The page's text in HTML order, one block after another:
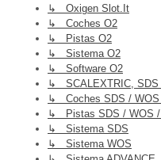
↳ Oxigen Slot.it
↳ Coches O2
↳ Pistas O2
↳ Sistema O2
↳ Software O2
↳ SCALEXTRIC, SDS
↳ Coches SDS / WOS
↳ Pistas SDS / WOS /
↳ Sistema SDS
↳ Sistema WOS